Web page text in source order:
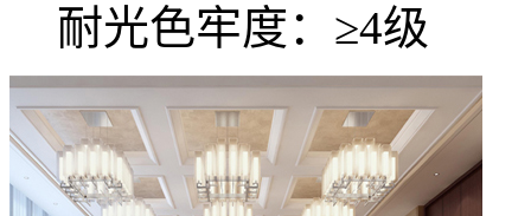
耐光色牢度：≥4级